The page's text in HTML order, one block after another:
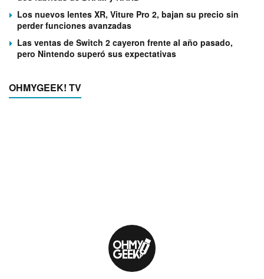
Los nuevos lentes XR, Viture Pro 2, bajan su precio sin
perder funciones avanzadas
Las ventas de Switch 2 cayeron frente al año pasado,
pero Nintendo superó sus expectativas
OHMYGEEK! TV